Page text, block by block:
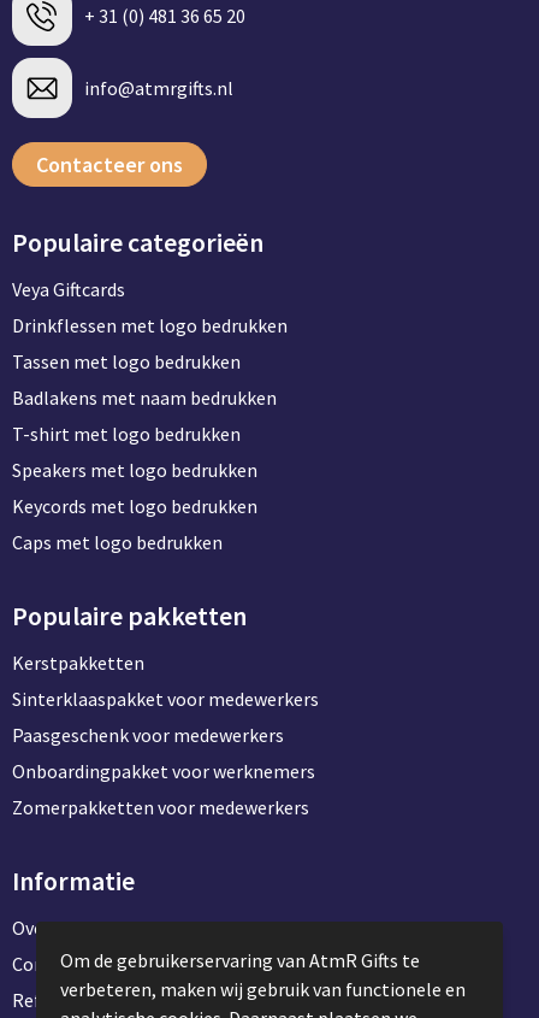
+ 31 (0) 481 36 65 20
info@atmrgifts.nl
Contacteer ons
Populaire categorieën
Veya Giftcards
Drinkflessen met logo bedrukken
Tassen met logo bedrukken
Badlakens met naam bedrukken
T-shirt met logo bedrukken
Speakers met logo bedrukken
Keycords met logo bedrukken
Caps met logo bedrukken
Populaire pakketten
Kerstpakketten
Sinterklaaspakket voor medewerkers
Paasgeschenk voor medewerkers
Onboardingpakket voor werknemers
Zomerpakketten voor medewerkers
Informatie
Over ons
Contact en klantenservice
Referentie projecten
Om de gebruikerservaring van AtmR Gifts te
verbeteren, maken wij gebruik van functionele en